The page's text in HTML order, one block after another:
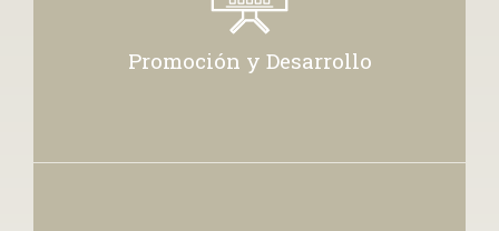
Promoción y Desarrollo